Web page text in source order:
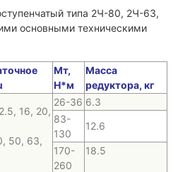
типа 2Ч-80, 2Ч-63,
основными техническими
Мт,
Н*м
Масса
редуктора, кг
16, 20,
50, 63,
26-36 6.3
83-
130
12.6
170-
260
18.5